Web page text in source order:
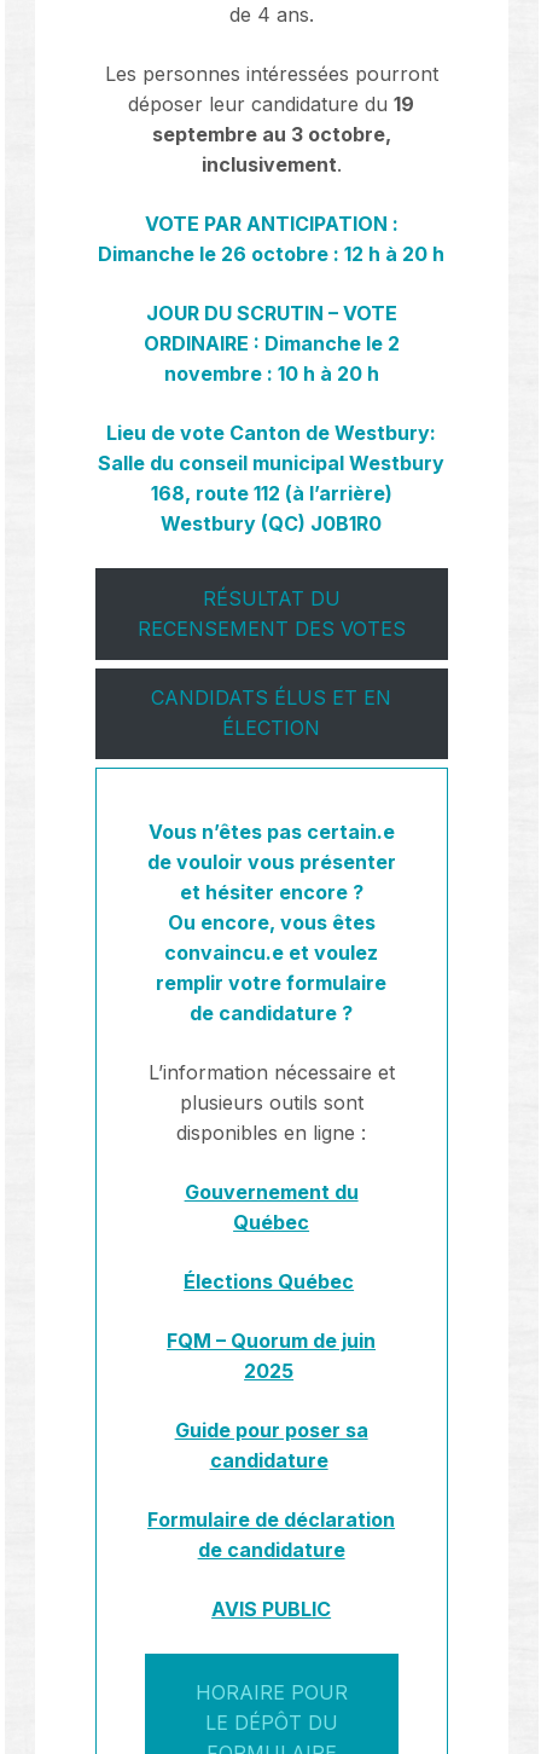
de 4 ans.
Les personnes intéressées pourront
déposer leur candidature du19
septembre au 3 octobre,
inclusivement.
VOTE PAR ANTICIPATION :
Dimanche le 26 octobre : 12 h à 20 h
JOUR DU SCRUTIN – VOTE
ORDINAIRE : Dimanche le 2
novembre : 10 h à 20 h
Lieu de vote Canton de Westbury:
Salle du conseil municipal Westbury
168, route 112 (à l’arrière)
Westbury (QC) J0B1R0
RÉSULTAT DU
RECENSEMENT DES VOTES
CANDIDATS ÉLUS ET EN
ÉLECTION
Vous n’êtes pas certain.e
de vouloir vous présenter
et hésiter encore ?
Ou encore, vous êtes
convaincu.e et voulez
remplir votre formulaire
de candidature ?
L’information nécessaire et
plusieurs outils sont
disponibles en ligne :
Gouvernement du
Québec
Élections Québec
FQM – Quorum de juin
2025
Guide pour poser sa
candidature
Formulaire de déclaration
de candidature
AVIS PUBLIC
HORAIRE POUR
LE DÉPÔT DU